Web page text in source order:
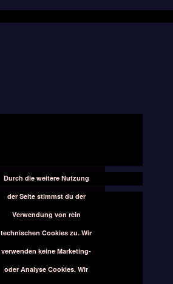
Durch die weitere Nutzung
der Seite stimmst du der
Verwendung von rein
technischen Cookies zu. Wir
verwenden keine Marketing-
oder Analyse Cookies. Wir